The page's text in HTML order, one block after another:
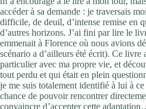
accéder à sa demande : je traversais
difficile, de deuil, d’intense remise en
d’autres horizons. J’ai fini par lire le
emmenait à Florence où nous avions
scénario a d’ailleurs été écrit). Ce livre
particulier avec ma propre vie, et
tout perdu et qui était en plein
je me suis totalement identifié à lui à
chance de pouvoir rencontrer
convaincre d’accepter cette